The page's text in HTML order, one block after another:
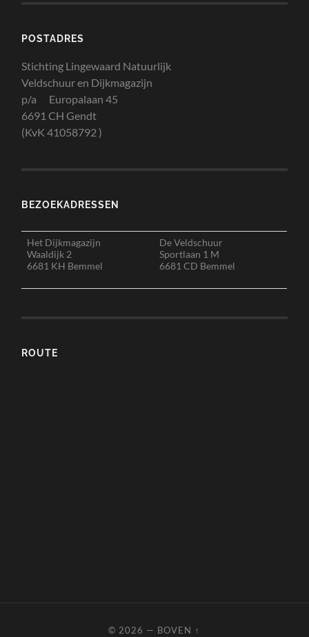
POSTADRES
Stichting Lingewaard Natuurlijk
Veldschuur en Dijkmagazijn
p/a Europalaan 45
6691 CH Gendt
(KvK 41058792 )
BEZOEKADRESSEN
Het Dijkmagazijn
Waaldijk 2
6681 KH Bemmel
De Veldschuur
Sportlaan 1 M
6681 CD Bemmel
ROUTE
© 2026 — BOVEN ↑